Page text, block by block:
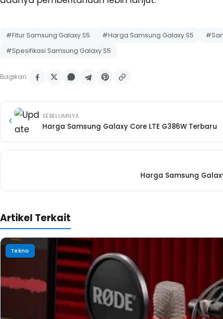
#Fitur Samsung Galaxy S5 #Harga Samsung Galaxy S5
#Spesifikasi Samsung Galaxy S5
Bagikan:
SEBELUMNYA
Harga Samsung Galaxy Core LTE G386W Terbaru
Harga Samsung
Artikel Terkait
Tekno